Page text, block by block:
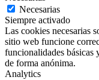
Necesarias
Siempre activado
Las cookies necesarias
sitio web funcione
funcionalidades básicas
de forma anónima.
Analytics